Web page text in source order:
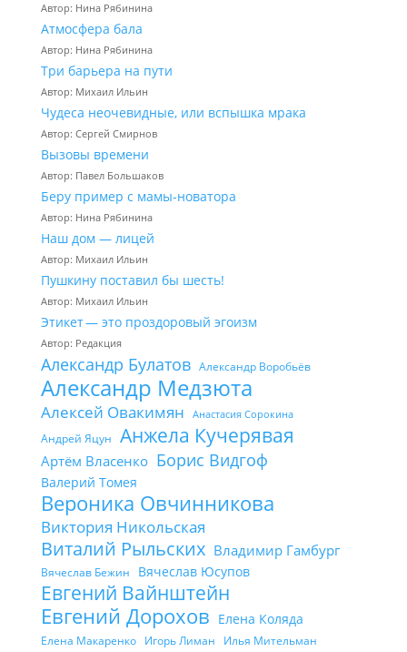
Автор: Нина Рябинина
Атмосфера бала
Автор: Нина Рябинина
Три барьера на пути
Автор: Михаил Ильин
Чудеса неочевидные, или вспышка мрака
Автор: Сергей Смирнов
Вызовы времени
Автор: Павел Большаков
Беру пример с мамы-новатора
Автор: Нина Рябинина
Наш дом — лицей
Автор: Михаил Ильин
Пушкину поставил бы шесть!
Автор: Михаил Ильин
Этикет — это проздоровый эгоизм
Автор: Редакция
Александр Булатов Александр Воробьёв
Александр Медзюта
Алексей Овакимян Анастасия Сорокина
Андрей Яцун Анжела Кучерявая
Артём Власенко Борис Видгоф
Валерий Томея
Вероника Овчинникова
Виктория Никольская
Виталий Рыльских Владимир Гамбург
Вячеслав Бежин Вячеслав Юсупов
Евгений Вайнштейн
Евгений Дорохов Елена Коляда
Елена Макаренко Игорь Лиман Илья Мительман